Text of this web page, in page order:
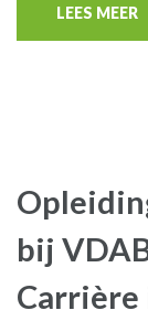
LEES MEER
bij
Carrière